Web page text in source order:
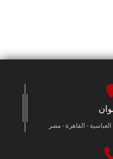
- القاهرة - مصر